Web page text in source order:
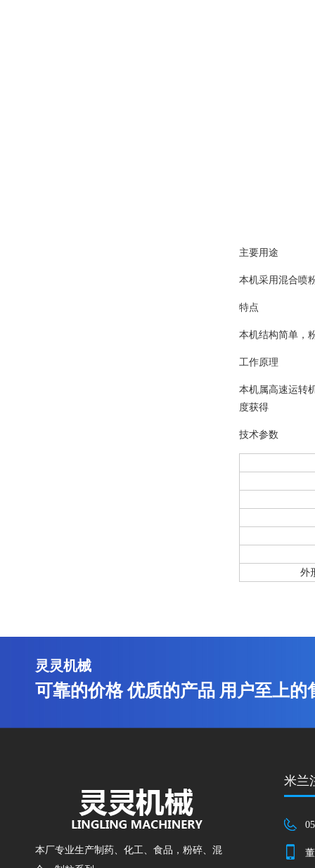
主要用途
本机采用混合喷
特点
本机结构简单，
工作原理
本机属高速运转机
度获得
技术参数
外
灵灵机械
可靠的价格 优质的产品 用户至上的
本厂专业生产制药、化工、食品，粉碎、混
米兰